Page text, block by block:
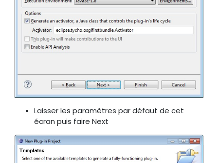
Laisser les paramètres par défaut de cet
écran puis faire Next